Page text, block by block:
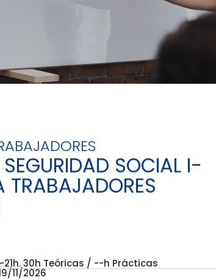
SOCIAL I-
TRABAJADORES
11/2026
30h Teóricas / --h Prácticas